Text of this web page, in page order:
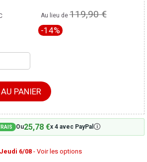
Au lieu de119,90 €
-14%
PANIER
Ou25,78 €x 4 avec PayPal 🛈
Jeudi 6/08 - Voir les options